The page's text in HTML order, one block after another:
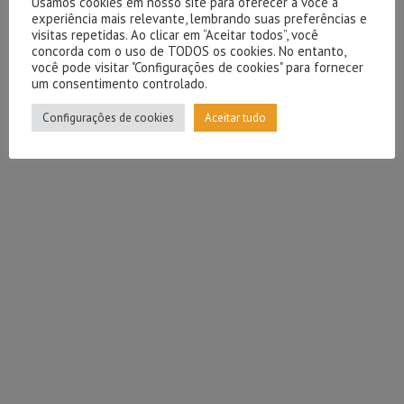
experiência mais relevante, lembrando suas preferências e
visitas repetidas. Ao clicar em “Aceitar todos”, você
concorda com o uso de TODOS os cookies. No entanto,
você pode visitar "Configurações de cookies" para fornecer
um consentimento controlado.
Configurações de cookies Aceitar tudo